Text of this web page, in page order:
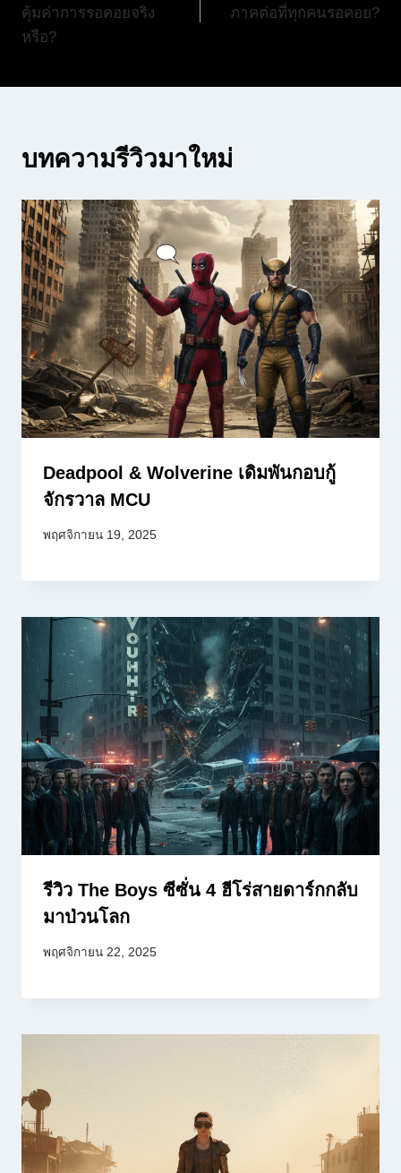
คุ้มค่าการรอคอยจริง
หรือ?
ภาคต่อที่ทุกคนรอคอย?
บทความรีวิวมาใหม่
Deadpool & Wolverine เดิมพันกอบกู้
จักรวาล MCU
พฤศจิกายน 19, 2025
รีวิว The Boys ซีซั่น 4 ฮีโร่สายดาร์กกลับ
มาป่วนโลก
พฤศจิกายน 22, 2025